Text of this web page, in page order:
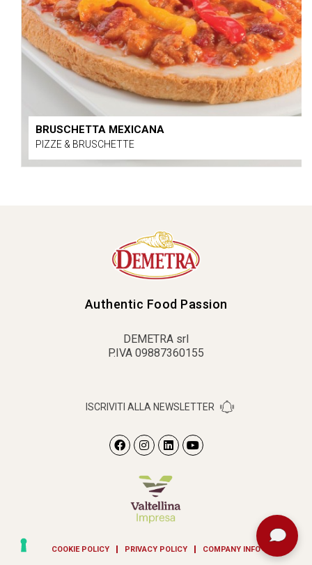
BRUSCHETTA MEXICANA
PIZZE & BRUSCHETTE
Authentic Food Passion
DEMETRA srl
P.IVA 09887360155
ISCRIVITI ALLA NEWSLETTER
COOKIE POLICY PRIVACY POLICY COMPANY INFO